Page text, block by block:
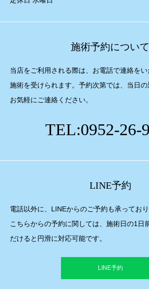
施術予約について
当店をご利用される際は、お電話で連絡を
施術を受けられます。予約次第では、当日
お気軽にご連絡ください。
TEL:0952-26-
LINE予約
電話以外に、LINEからのご予約も承っており
こちらからの予約に関しては、施術日の1日
だけると円滑に対応可能です。
LINE予約